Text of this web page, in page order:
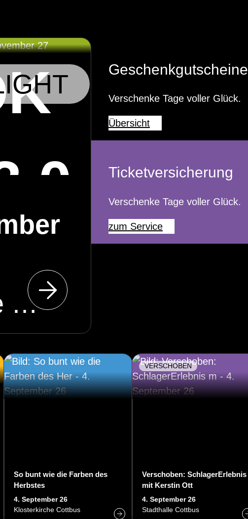
Geschenkgutscheine
Verschenke Tage voller Glück.
Übersicht
Ticketversicherung
Verschenke Tage voller Glück.
zum Service
Stadthalle Cottbus
So bunt wie die Farben des
Herbstes
4. September 26
Klosterkirche Cottbus
VERSCHOBEN
Verschoben: SchlagerErlebnis
mit Kerstin Ott
4. September 26
Stadthalle Cottbus